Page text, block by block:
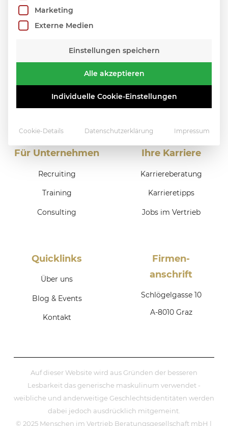
Für Unternehmen
Recruiting
Training
Consulting
Ihre Karriere
Karriereberatung
Karrieretipps
Jobs im Vertrieb
Quicklinks
Über uns
Blog & Events
Kontakt
Firmen­
anschrift
Schlögelgasse 10
A-8010 Graz
Auf dieser Website wird aus Gründen der besseren
Lesbarkeit das generische maskulinum verwendet -
weibliche und anderweitige Geschlechtsidentitäten werden
dabei jedoch ausdrücklich mitgemeint.
© 2025 Menschen im Vertrieb Beratungsgesellschaft mbH |
Marketing
Externe Medien
Einstellungen speichern
Alle akzeptieren
Individuelle Cookie-Einstellungen
Cookie-Details Datenschutzerklärung Impressum